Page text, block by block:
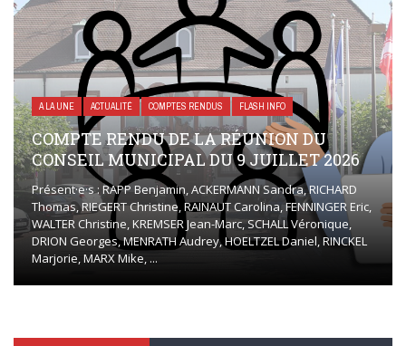
A LA UNE ACTUALITÉ COMPTES RENDUS FLASH INFO
COMPTE RENDU DE LA RÉUNION DU
CONSEIL MUNICIPAL DU 9 JUILLET 2026
Présent·e·s : RAPP Benjamin, ACKERMANN Sandra, RICHARD
Thomas, RIEGERT Christine, RAINAUT Carolina, FENNINGER Eric,
WALTER Christine, KREMSER Jean-Marc, SCHALL Véronique,
DRION Georges, MENRATH Audrey, HOELTZEL Daniel, RINCKEL
Marjorie, MARX Mike, ...